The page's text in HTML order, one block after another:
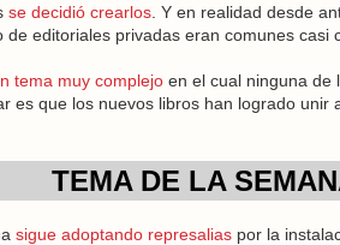
se decidió crearlos . Y en realidad desde
de editoriales privadas eran comunes casi
tema muy complejo en el cual ninguna de
es que los nuevos libros han logrado unir
TEMA DE LA
sigue adoptando represalias por la